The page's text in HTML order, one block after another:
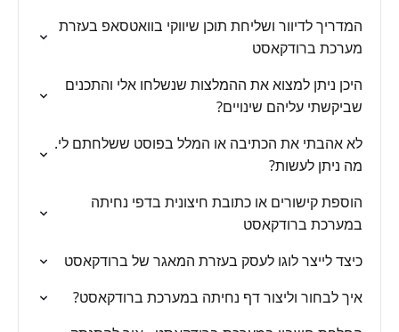
המדריך לדיוור ושליחת תוכן שיווקי בוואטסאפ בעזרת
מערכת ברודקאסט
היכן ניתן למצוא את ההמלצות שנשלחו אלי והתכנים
שביקשתי עליהם שינויים?
לא אהבתי את הכתיבה או המלל בפוסט ששלחתם לי.
מה ניתן לעשות?
הוספת קישורים או כתובת חיצונית בדפי נחיתה
במערכת ברודקאסט
כיצד לייצר לוגו לעסק בעזרת המאגר של ברודקאסט
איך לבחור וליצור דף נחיתה במערכת ברודקאסט?